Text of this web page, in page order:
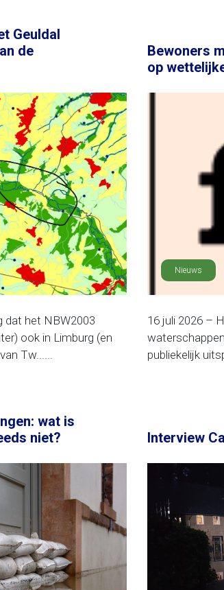
Geuldal
de
dat het NBW2003
ook in Limburg (en
Tw......
Bewoners
op
Nieuws
16 juli 2026 –
publiekelijk
wat is
niet?
Interview